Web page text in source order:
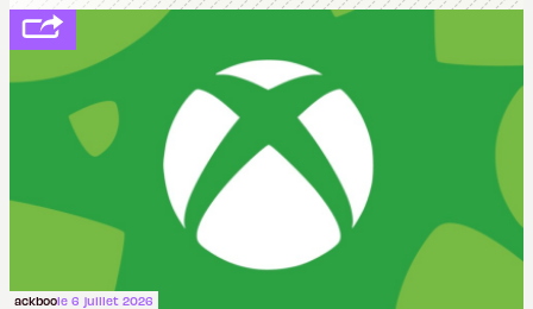
ackboole 6 juillet 2026